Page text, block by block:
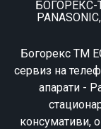
Богорекс ТМ
сервиз на
апарати -
консумативи,